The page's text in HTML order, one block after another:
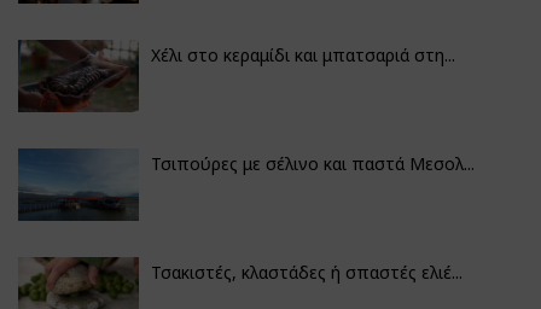
Χέλι στο κεραμίδι και μπατσαριά στη...
Τσιπούρες με σέλινο και παστά Μεσολ...
Τσακιστές, κλαστάδες ή σπαστές ελιέ...